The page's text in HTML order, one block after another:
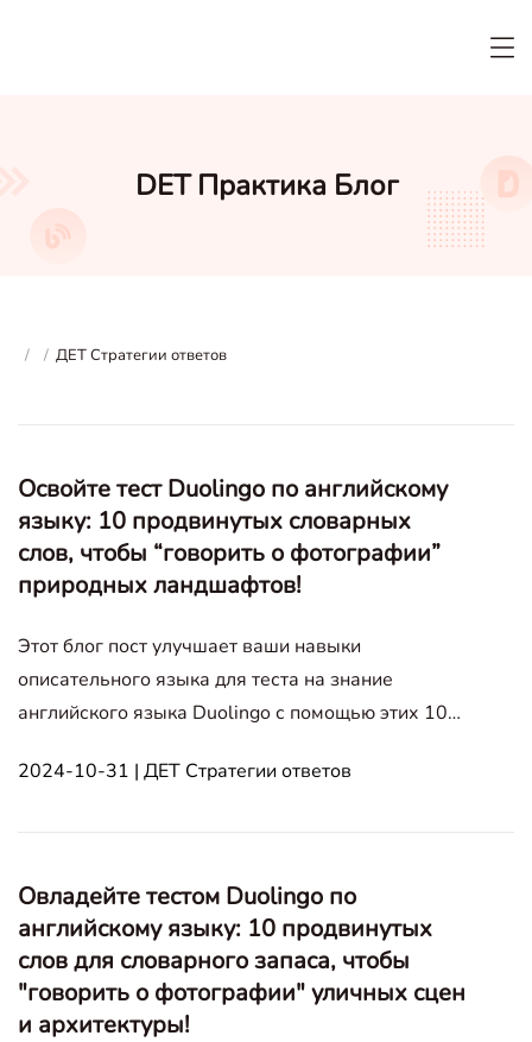
DET Практика Блог
/ / ДЕТ Стратегии ответов
Освойте тест Duolingo по английскому
языку: 10 продвинутых словарных
слов, чтобы “говорить о фотографии”
природных ландшафтов!
Этот блог пост улучшает ваши навыки
описательного языка для теста на знание
английского языка Duolingo с помощью этих 10
подходящих для естественных ландшафтов и
2024-10-31 | ДЕТ Стратегии ответов
Овладейте тестом Duolingo по
английскому языку: 10 продвинутых
слов для словарного запаса, чтобы
"говорить о фотографии" уличных сцен
и архитектуры!